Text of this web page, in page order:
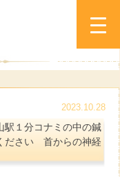
2023.10.28
１分コナミの中の鍼
ださい 首からの神経